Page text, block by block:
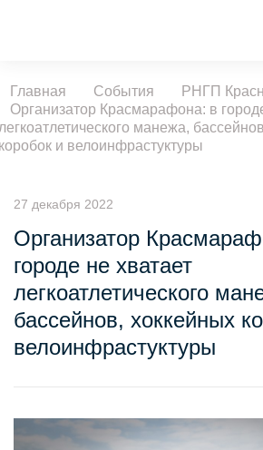
Главная События
РНГП
Организатор Красмарафона: в
манежа,
и велоинфрастуктуры
27 декабря 2022
Организатор
городе не хватает
легкоатлетического
бассейнов, хоккейных
велоинфрастуктуры